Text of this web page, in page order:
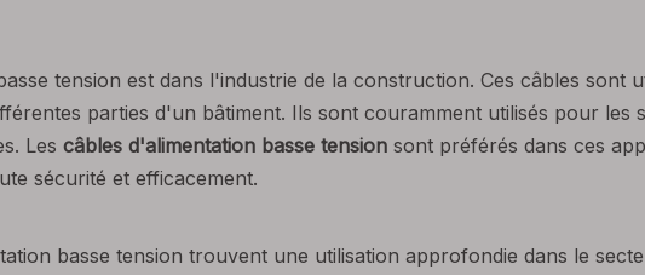
tension est dans l'industrie de la construction. Ces câbles sont
parties d'un bâtiment. Ils sont couramment utilisés pour les
Les câbles d'alimentation basse tension sont préférés dans ces
sécurité et efficacement.
basse tension trouvent une utilisation approfondie dans le